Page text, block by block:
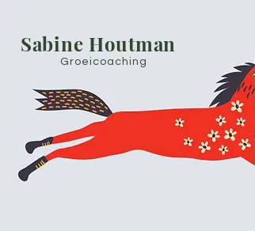
Sabine Houtman
Groeicoaching